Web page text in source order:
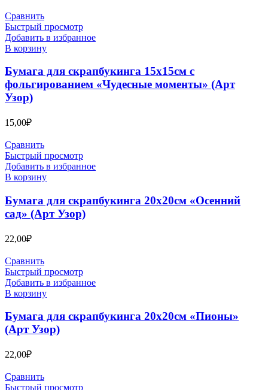
Сравнить
Быстрый просмотр
Добавить в избранное
В корзину
Бумага для скрапбукинга 15х15см с
фольгированием «Чудесные моменты» (Арт
Узор)
15,00₽
Сравнить
Быстрый просмотр
Добавить в избранное
В корзину
Бумага для скрапбукинга 20х20см «Осенний
сад» (Арт Узор)
22,00₽
Сравнить
Быстрый просмотр
Добавить в избранное
В корзину
Бумага для скрапбукинга 20х20см «Пионы»
(Арт Узор)
22,00₽
Сравнить
Быстрый просмотр